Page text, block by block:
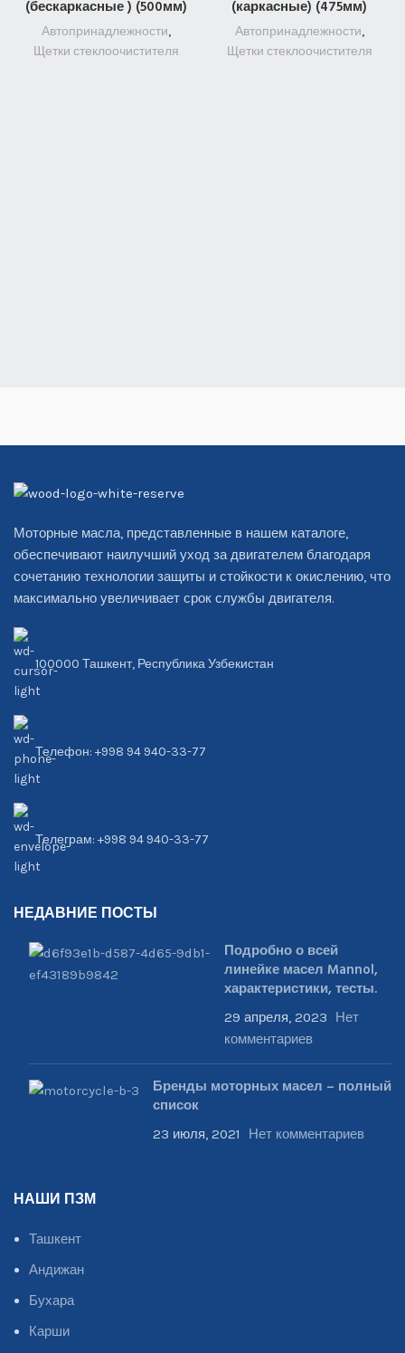
(бескаркасные ) (500мм)
Автопринадлежности,
Щетки стеклоочистителя
(каркасные) (475мм)
Автопринадлежности,
Щетки стеклоочистителя
Моторные масла, представленные в нашем каталоге,
обеспечивают наилучший уход за двигателем благодаря
сочетанию технологии защиты и стойкости к окислению, что
максимально увеличивает срок службы двигателя.
100000 Ташкент, Республика Узбекистан
Телефон: +998 94 940-33-77
Телеграм: +998 94 940-33-77
НЕДАВНИЕ ПОСТЫ
Подробно о всей
линейке масел Mannol,
характеристики, тесты.
29 апреля, 2023
Нет
комментариев
Бренды моторных масел – полный
список
23 июля, 2021 Нет комментариев
НАШИ ПЗМ
Ташкент
Андижан
Бухара
Карши